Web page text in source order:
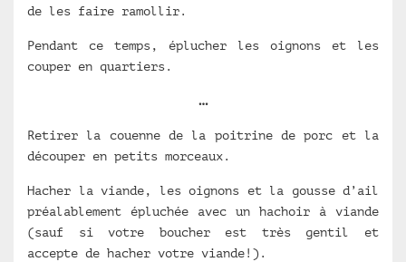
de les faire ramollir.
Pendant ce temps, éplucher les oignons et les
couper en quartiers.
…
Retirer la couenne de la poitrine de porc et la
découper en petits morceaux.
Hacher la viande, les oignons et la gousse d’ail
préalablement épluchée avec un hachoir à viande
(sauf si votre boucher est très gentil et
accepte de hacher votre viande!).